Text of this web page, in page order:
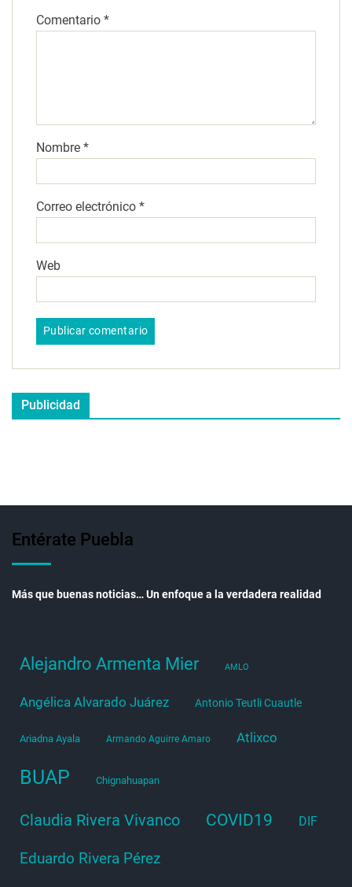
Comentario *
Nombre *
Correo electrónico *
Web
Publicidad
Entérate Puebla
Más que buenas noticias… Un enfoque a la verdadera realidad
Alejandro Armenta Mier AMLO
Angélica Alvarado Juárez Antonio Teutli Cuautle
Ariadna Ayala Armando Aguirre Amaro Atlixco
BUAP Chignahuapan
Claudia Rivera Vivanco COVID19 DIF
Eduardo Rivera Pérez